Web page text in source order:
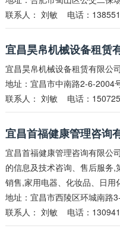
联系人： 刘敏 电话：
宜昌昊帛机械设备租赁
宜昌昊帛机械设备租赁有限公
地址：宜昌市中南路2-6-2004
联系人： 刘敏 电话：
宜昌首福健康管理咨询
宜昌首福健康管理咨询有限公
的信息及技术咨询、售后服务
销售,家用电器、化妆品、日用
地址：宜昌市西陵区环城南路
联系人： 刘敏 电话：